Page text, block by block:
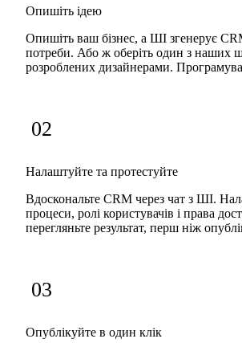
Опишіть ідею
Опишіть ваш бізнес, а ШІ згенерує
потреби. Або ж оберіть один з наших
розроблених дизайнерами.
02
Налаштуйте та протестуйте
Вдоскональте CRM через чат з ШІ.
процеси, ролі користувачів і права
перегляньте результат, перш ніж
03
Опублікуйте в один клік